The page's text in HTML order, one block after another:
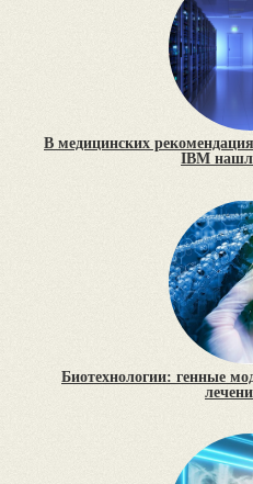
В медицинских
IBM
Биотехнологии: генные